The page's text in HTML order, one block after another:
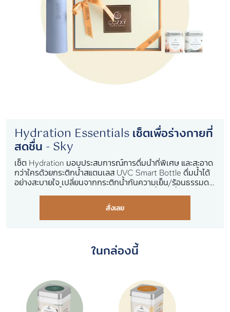
Hydration Essentials เซ็ตเพื่อร่างกายที่
สดชื่น - Sky
เซ็ต Hydration มอบประสบการณ์การดื่มน้ำที่พิเศษ และสะอาด
กว่าใครด้วยกระติกน้ำสแตนเลส​ UVC Smart Bottle ดื่มน้ำได้
อย่างสะบายใจ เปลี่ยนจากกระติกน้ำกันความเย็น/ร้อนธรรมดา
เทคโนโลยี UVC บอกอุณหภูมิ และระบบแจ้งเดือนให้ดื่มน้ำเป็น
ประจำ เพื่อสุขภาพที่ดี พร้อมชาเบลนด์ 2 กระปุก ชาธรรมชาติ
100% ที่ผสมผสานรสชาติได้อย่างลงตัว ไม่มีน้ำตาล
สั่งเลย
ในกล่องนี้